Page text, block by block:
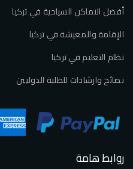
أفضل الاماكن السياحية في تركيا
الإقامة والمعيشة في تركيا
نظام التعليم في تركيا
نصائح وارشادات للطلبة الدوليين
روابط هامة